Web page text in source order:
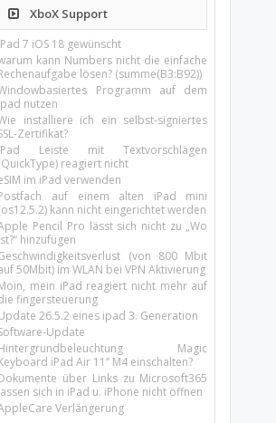
XboX Support
7 iOS 18 gewünscht
kann Numbers nicht die einfache
lösen? (summe(B3:B92))
Programm auf dem
nutzen
installiere ich ein selbst-signiertes
Zertifikat?
Leiste mit Textvorschlägen
reagiert nicht
im iPad verwenden
auf einem alten iPad mini
kann nicht eingerichtet werden
Pencil Pro lässt sich nicht zu „Wo
hinzufügen
(von 800 Mbit
50Mbit) im WLAN bei VPN Aktivierung
mein iPad reagiert nicht mehr auf
fingersteuerung
26.5.2 eines ipad 3. Generation
Update
Magic
iPad Air 11’’ M4 einschalten?
über Links zu Microsoft365
sich in iPad u. iPhone nicht öffnen
Verlängerung